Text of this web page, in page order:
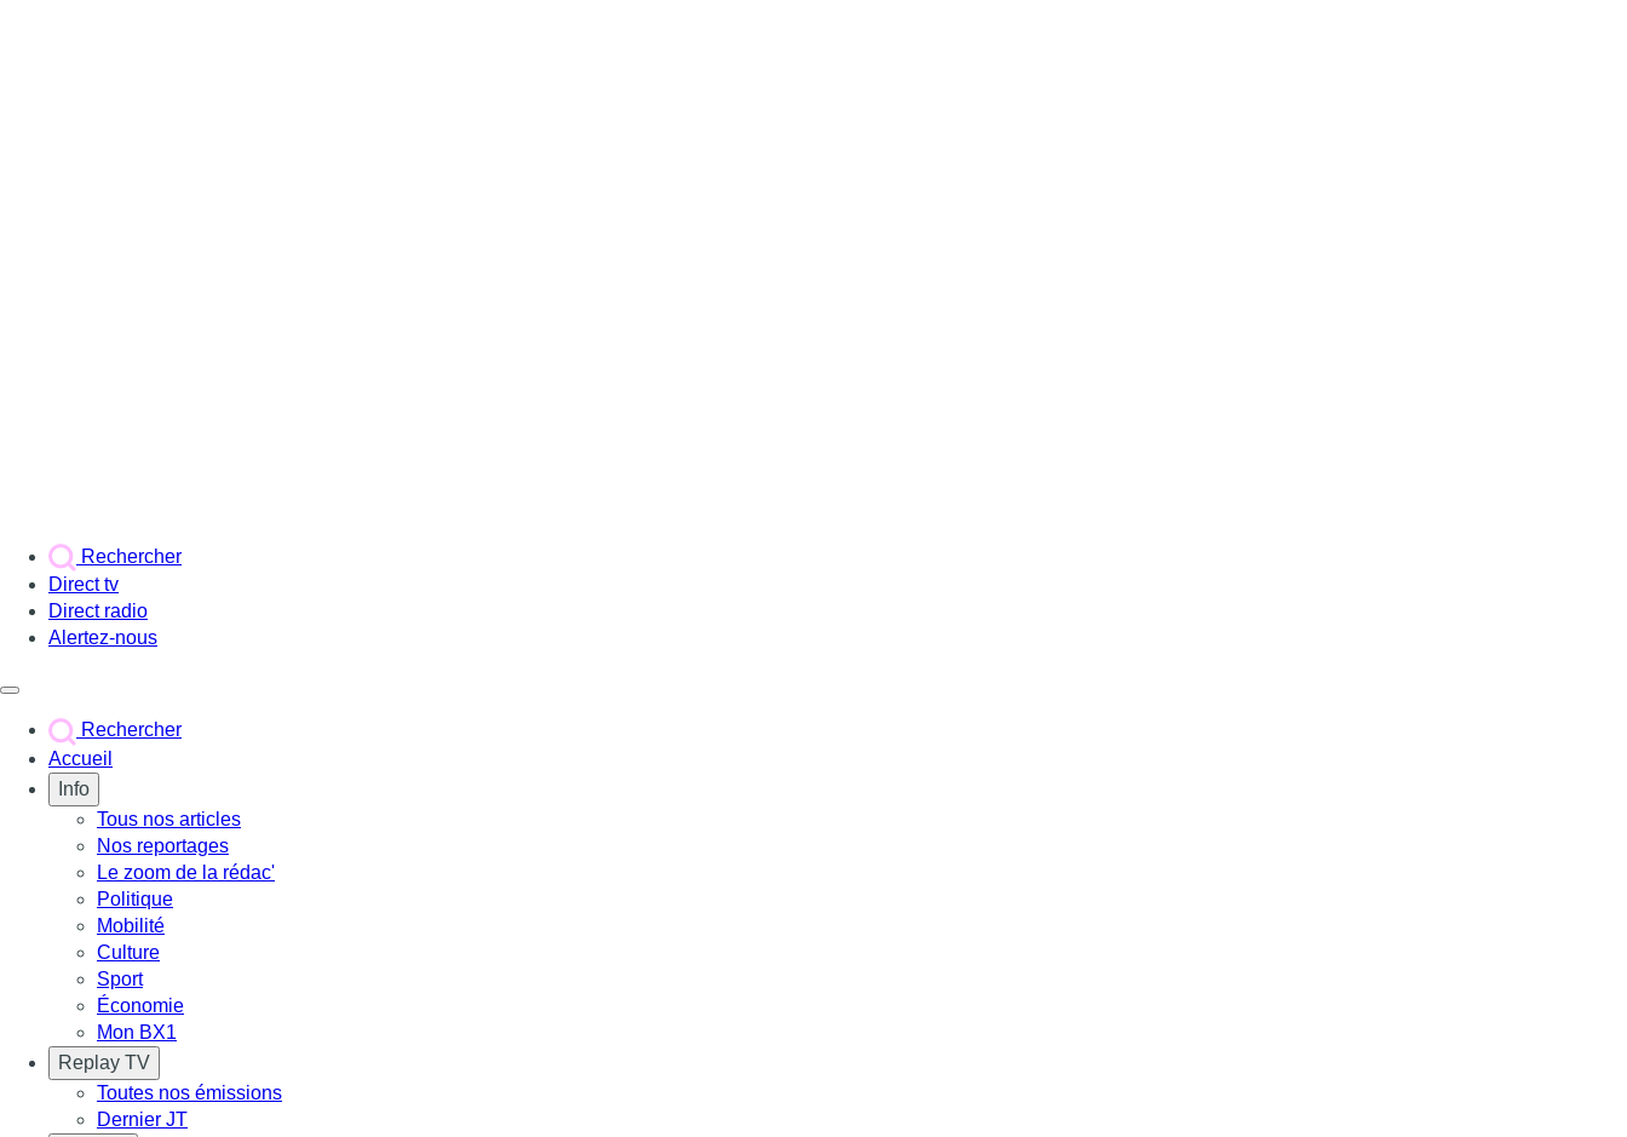
Rechercher
Direct tv
Direct radio
Alertez-nous
Rechercher
Accueil
Info
Tous nos articles
Nos reportages
Le zoom de la rédac'
Politique
Mobilité
Culture
Sport
Économie
Mon BX1
Replay TV
Toutes nos émissions
Dernier JT